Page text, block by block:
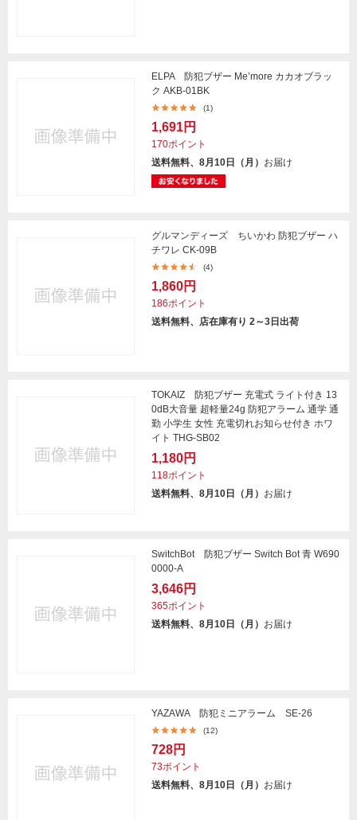
ELPA 防犯ブザー Me’more カカオブラッ
ク AKB-01BK
(1)
1,691円
170ポイント
送料無料、8月10日（月） お届け
グルマンディーズ ちいかわ 防犯ブザー ハ
チワレ CK-09B
(4)
1,860円
186ポイント
送料無料、店在庫有り 2～3日出荷
TOKAIZ 防犯ブザー 充電式 ライト付き 13
0dB大音量 超軽量24g 防犯アラーム 通学 通
勤 小学生 女性 充電切れお知らせ付き ホワ
イト THG-SB02
1,180円
118ポイント
送料無料、8月10日（月） お届け
SwitchBot 防犯ブザー Switch Bot 青 W690
0000-A
3,646円
365ポイント
送料無料、8月10日（月） お届け
YAZAWA 防犯ミニアラーム SE-26
(12)
728円
73ポイント
送料無料、8月10日（月） お届け